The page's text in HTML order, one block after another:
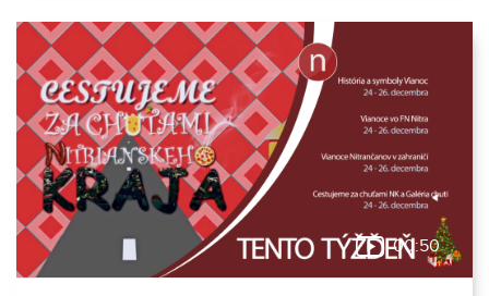
00:50